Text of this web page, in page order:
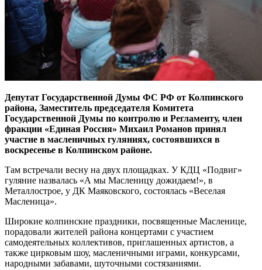
Депутат Государственной Думы ФС РФ от Колпинского
района, Заместитель председателя Комитета
Государственной Думы по контролю и Регламенту, член
фракции «Единая Россия» Михаил Романов принял
участие в масленичных гуляниях, состоявшихся в
воскресенье в Колпинском районе.
Там встречали весну на двух площадках. У КДЦ «Подвиг»
гуляние назвалась «А мы Масленицу дожидаем!», в
Металлострое, у ДК Маяковского, состоялась «Веселая
Масленица».
Широкие колпинские праздники, посвященные Масленице,
порадовали жителей района концертами с участием
самодеятельных коллективов, приглашенных артистов, а
также цирковым шоу, масленичными играми, конкурсами,
народными забавами, шуточными состязаниями.